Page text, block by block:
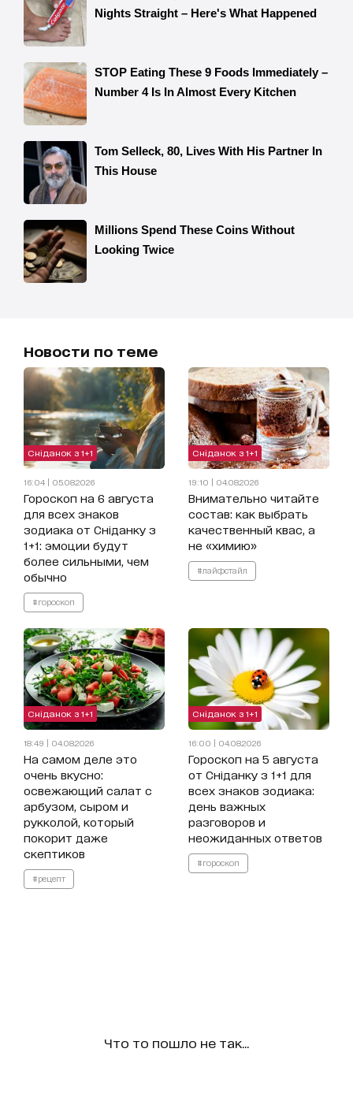
Новости по теме
Сніданок з 1+1
16:04 | 05.08.2026
Гороскоп на 6 августа
для всех знаков
зодиака от Сніданку з
1+1: эмоции будут
более сильными, чем
обычно
#гороскоп
Сніданок з 1+1
19:10 | 04.08.2026
Внимательно читайте
состав: как выбрать
качественный квас, а
не «химию»
#лайфстайл
Сніданок з 1+1
18:49 | 04.08.2026
На самом деле это
очень вкусно:
освежающий салат с
арбузом, сыром и
рукколой, который
покорит даже
скептиков
#рецепт
Сніданок з 1+1
16:00 | 04.08.2026
Гороскоп на 5 августа
от Сніданку з 1+1 для
всех знаков зодиака:
день важных
разговоров и
неожиданных ответов
#гороскоп
Что то пошло не так...